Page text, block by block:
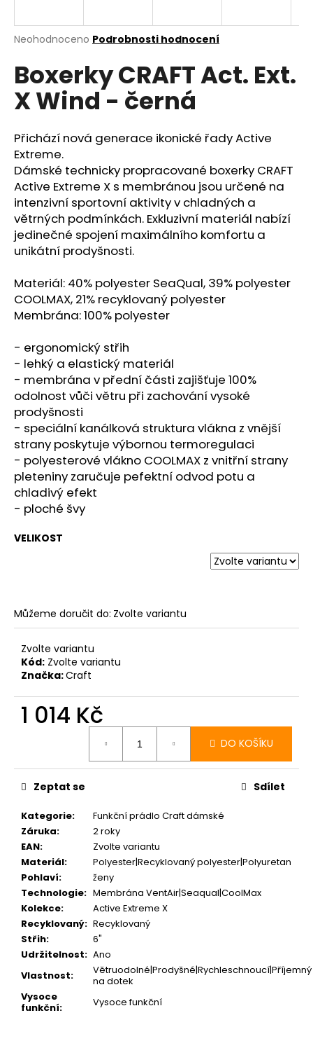
Průměrné
produktu
je
0,0
z
hvězdiček.
Neohodnoceno Podrobnosti hodnocení
Boxerky CRAFT Act. Ext.
X Wind - černá
Přichází nová generace ikonické řady Active
Extreme.
Dámské technicky propracované boxerky CRAFT
Active Extreme X s membránou jsou určené na
intenzivní sportovní aktivity v chladných a
větrných podmínkách. Exkluzivní materiál nabízí
jedinečné spojení maximálního komfortu a
unikátní prodyšnosti.
Materiál: 40% polyester SeaQual, 39% polyester
COOLMAX, 21% recyklovaný polyester
Membrána: 100% polyester
- ergonomický střih
- lehký a elastický materiál
- membrána v přední části zajišťuje 100%
odolnost vůči větru při zachování vysoké
prodyšnosti
- speciální kanálková struktura vlákna z vnější
strany poskytuje výbornou termoregulaci
- polyesterové vlákno COOLMAX z vnitřní strany
pleteniny zaručuje pefektní odvod potu a
chladivý efekt
- ploché švy
VELIKOST
Můžeme doručit do: Zvolte variantu
Zvolte variantu
Kód: Zvolte variantu
Značka:Craft
1 014 Kč
DO KOŠÍKU
Kategorie:
Funkční prádlo Craft dámské
Záruka:
2 roky
EAN:
Zvolte variantu
Materiál:
Polyester|Recyklovaný polyester|Polyuretan
Pohlaví:
ženy
Technologie: Membrána VentAir|Seaqual|CoolMax
Kolekce:
Active Extreme X
Recyklovaný: Recyklovaný
Střih:
6"
Udržitelnost: Ano
Vlastnost:
Větruodolné|Prodyšné|Rychleschnoucí|Příjemný
na dotek
Vysoce
funkční: Vysoce funkční
Zeptat se Sdílet
j
t
?
D
o
p
r
u
č
j
e
m
e
MERRELL
AGILITY
PEAK
GTX
BELUGA/TALUS
3
Kč